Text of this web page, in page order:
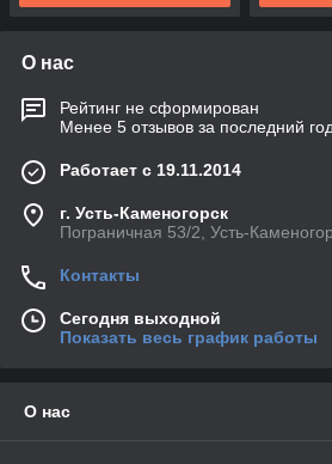
О нас
Рейтинг не сформирован
Менее 5 отзывов за последний
Работает с 19.11.2014
г. Усть-Каменогорск
Пограничная 53/2, Усть-
Контакты
Сегодня выходной
Показать весь график работы
О нас